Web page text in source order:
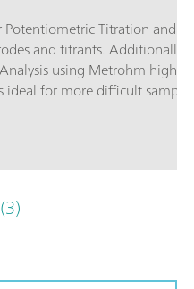
Potentiometric Titration and
and titrants. Additionally,
using Metrohm high
for more difficult
is one of the most
with no need for
titration; Colorimetric
Fischer titration method;